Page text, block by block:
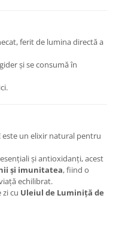
ferit de lumina directă a
și se consumă în
este un elixir natural pentru
și antioxidanți, acest
și imunitatea, fiind o
echilibrat.
cu Uleiul de Luminiță de